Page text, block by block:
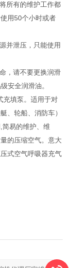
所有的维护工作都
用50个小时或者
并泄压，只能使用
，请不要更换润滑
安全润滑油。
充填泵。适用于对
、轮船、消防车）
易的维护、维
的压缩空气。意大
式空气呼吸器充气